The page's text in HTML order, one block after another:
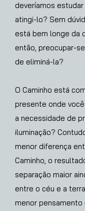
deveríamos
atingi-lo? Sem
está bem longe da
então, preocupar-
de eliminá-la?
O Caminho está
presente onde
a necessidade de
iluminação?
menor diferença
Caminho, o
separação maior
entre o céu e a
menor pensamento